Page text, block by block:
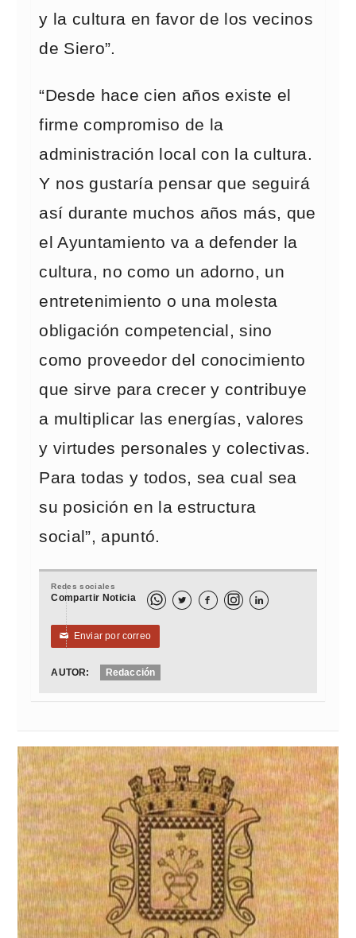
y la cultura en favor de los vecinos
de Siero”.
“Desde hace cien años existe el
firme compromiso de la
administración local con la cultura.
Y nos gustaría pensar que seguirá
así durante muchos años más, que
el Ayuntamiento va a defender la
cultura, no como un adorno, un
entretenimiento o una molesta
obligación competencial, sino
como proveedor del conocimiento
que sirve para crecer y contribuye
a multiplicar las energías, valores
y virtudes personales y colectivas.
Para todas y todos, sea cual sea
su posición en la estructura
social”, apuntó.
Redes sociales
Compartir Noticia   
✉ Enviar por correo
AUTOR: Redacción